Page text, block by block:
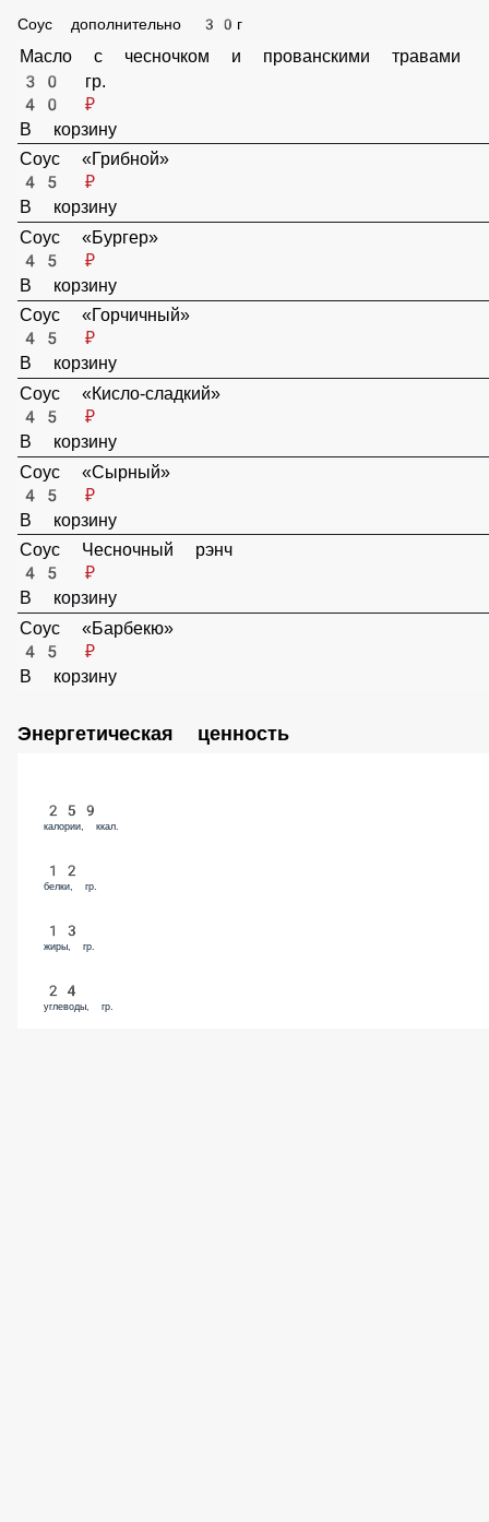
Зелень свежая
30 ₽
В корзину
Руккола
В корзину
Пармезан
70 ₽
В корзину
Сливочный сыр
75 ₽
В корзину
Дор Блю(сыр с «благородной» плесенью)
75 ₽
В корзину
Соус дополнительно 30г
Масло с чесночком и прованскими травами 30 гр.
40 ₽
В корзину
Соус «Грибной»
45 ₽
В корзину
Соус «Горчичный»
В корзину